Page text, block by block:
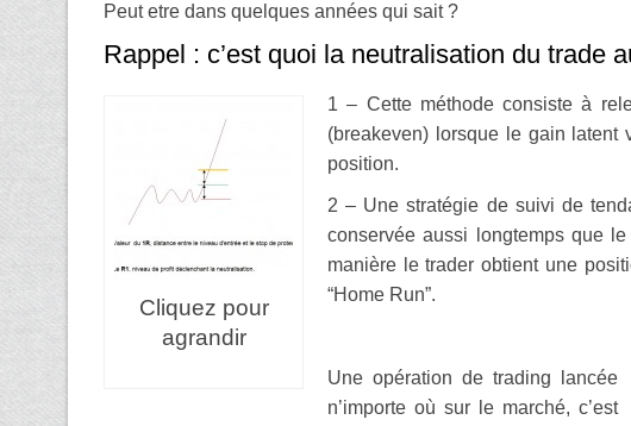
Peut etre dans quelques années qui sait ?
Rappel : c’est quoi la neutralisation du trade
Cliquez pour
agrandir
1 – Cette méthode consiste à
(breakeven) lorsque le gain latent
position.
2 – Une stratégie de suivi de
conservée aussi longtemps que
manière le trader obtient une
“Home Run”.
Une opération de trading lancée
n’importe où sur le marché, c’est